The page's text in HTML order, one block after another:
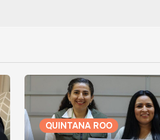
QUINTANA ROO